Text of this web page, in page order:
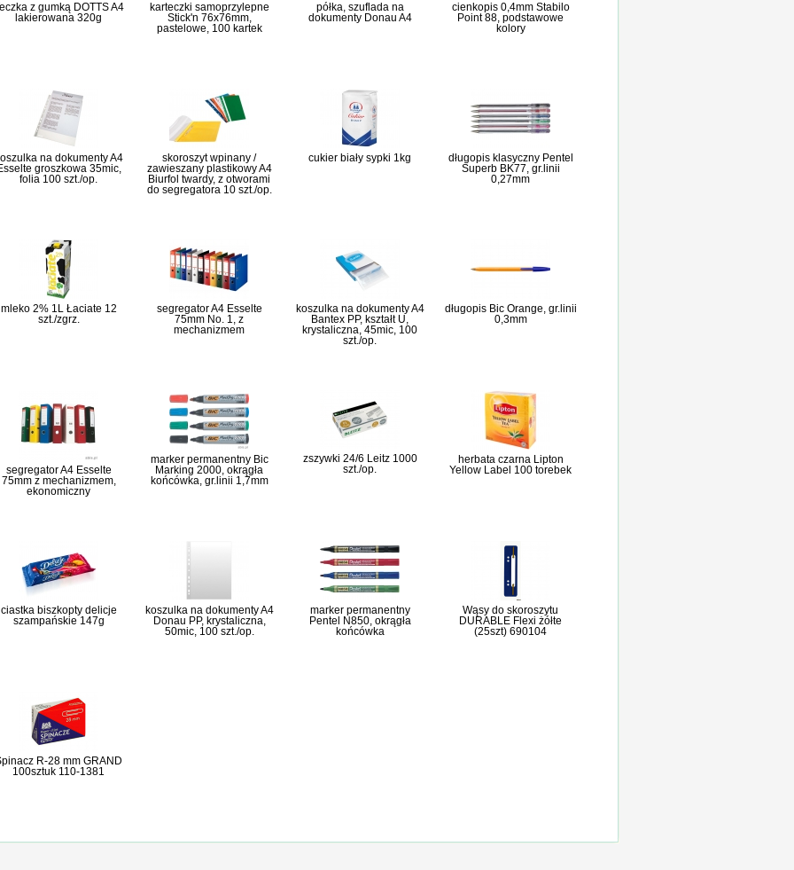
z gumką DOTTS A4
lakierowana 320g
karteczki samoprzylepne
Stick'n 76x76mm,
pastelowe, 100 kartek
półka, szuflada na
dokumenty Donau A4
cienkopis 0,4mm Stabilo
Point 88, podstawowe
kolory
na dokumenty A4
groszkowa 35mic,
folia 100 szt./op.
skoroszyt wpinany /
zawieszany plastikowy A4
Biurfol twardy, z otworami
do segregatora 10 szt./op.
cukier biały sypki 1kg
długopis klasyczny Pentel
Superb BK77, gr.linii
0,27mm
mleko 2% 1L Łaciate 12
szt./zgrz.
segregator A4 Esselte
75mm No. 1, z
mechanizmem
koszulka na dokumenty A4
Bantex PP, kształt U,
krystaliczna, 45mic, 100
szt./op.
długopis Bic Orange, gr.linii
0,3mm
segregator A4 Esselte
75mm z mechanizmem,
ekonomiczny
marker permanentny Bic
Marking 2000, okrągła
końcówka, gr.linii 1,7mm
zszywki 24/6 Leitz 1000
szt./op.
herbata czarna Lipton
Yellow Label 100 torebek
ciastka biszkopty delicje
szampańskie 147g
koszulka na dokumenty A4
Donau PP, krystaliczna,
50mic, 100 szt./op.
marker permanentny
Pentel N850, okrągła
końcówka
Wąsy do skoroszytu
DURABLE Flexi żółte
(25szt) 690104
R-28 mm GRAND
100sztuk 110-1381